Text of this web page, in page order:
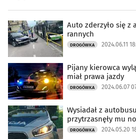
Auto zderzyło się z
rannych
DROGÓWKA 2024.06.11
Pijany kierowca
miał prawa jazdy
DROGÓWKA 2024.06.07
Wysiadał z
przytrzasnęły mu
DROGÓWKA 2024.05.20